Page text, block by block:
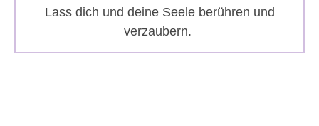
Lass dich und deine Seele berühren und
verzaubern.